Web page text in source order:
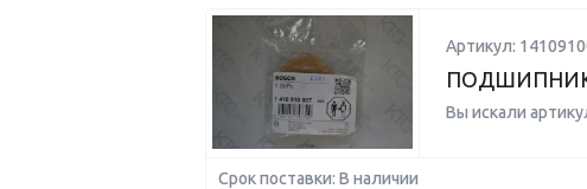
Артикул:
Вы искали
Срок поставки: В наличии